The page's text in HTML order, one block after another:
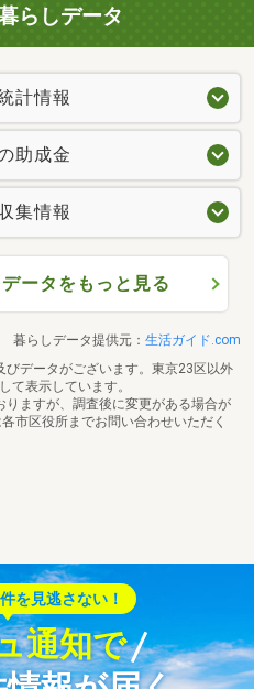
らしデータ
計情報
助成金
集情報
ータをもっと見る
暮らしデータ提供元： 生活ガイド.com
データがございます。東京23区以外
て表示しています。
ますが、調査後に変更がある場合が
市区役所までお問い合わせいただく
を見逃さない！
通知で